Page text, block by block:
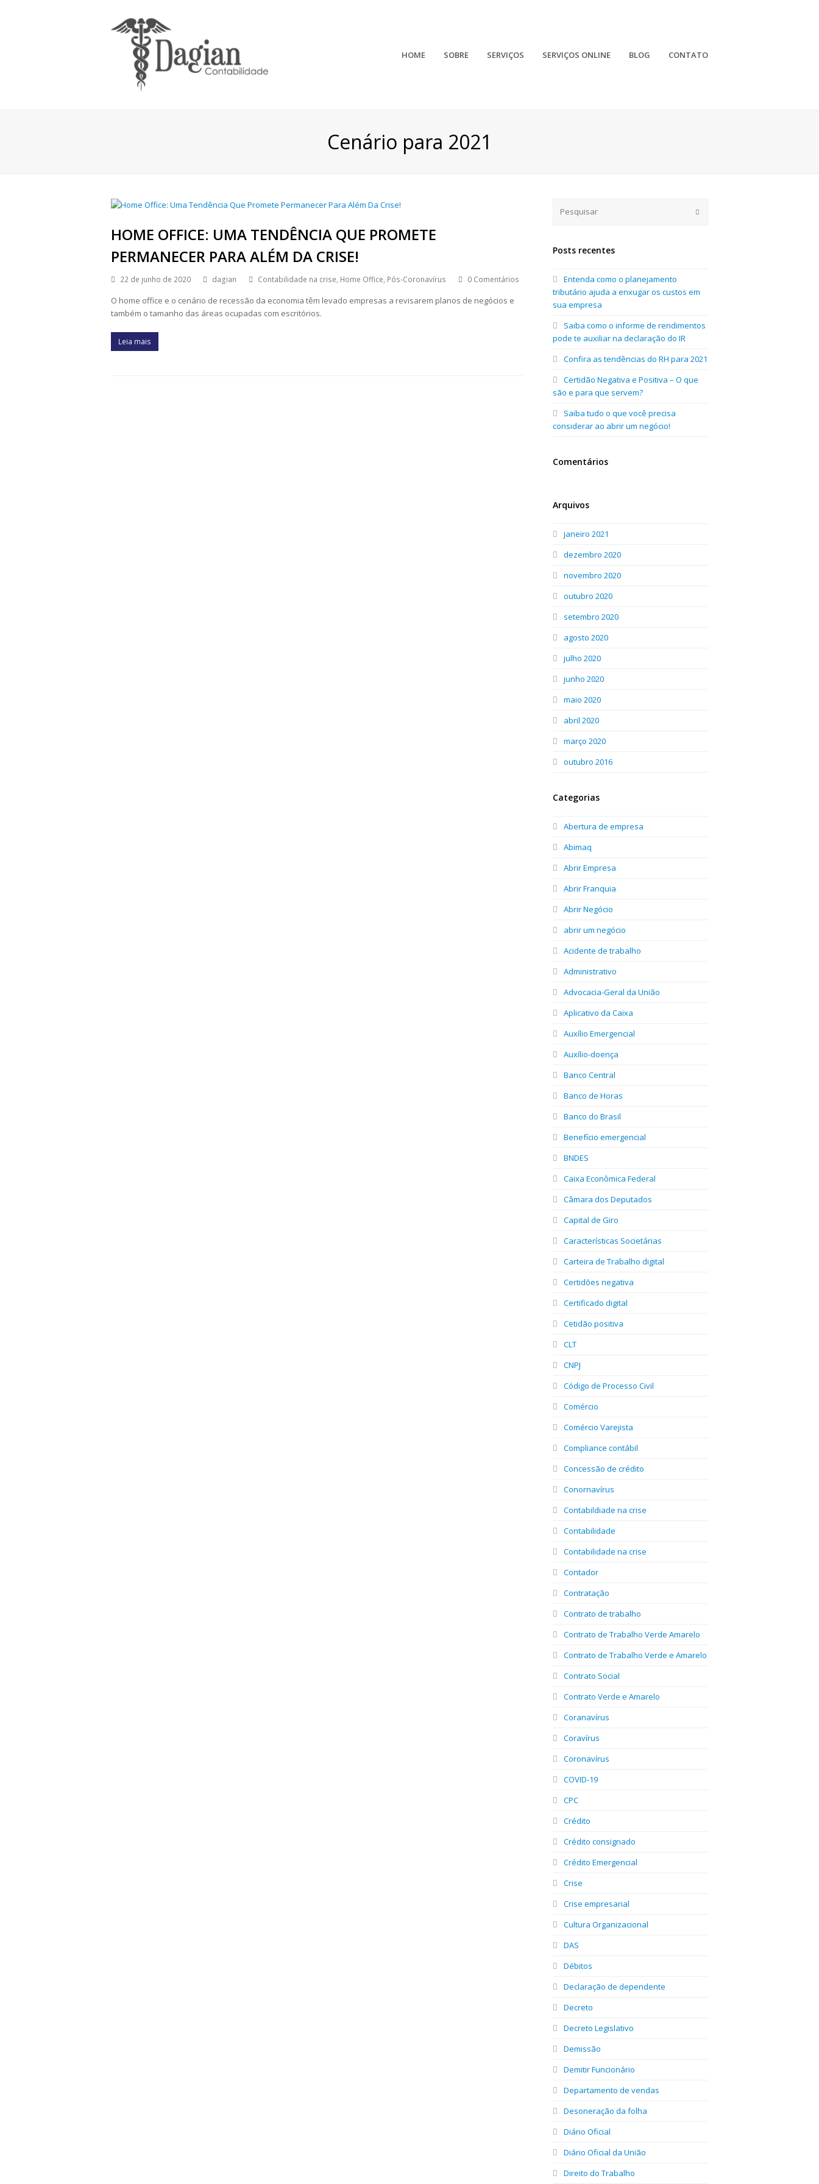
HOME SOBRE SERVIÇOS SERVIÇOS ONLINE BLOG CONTATO
Cenário para 2021
HOME OFFICE: UMA TENDÊNCIA QUE PROMETE
PERMANECER PARA ALÉM DA CRISE!
22 de junho de 2020 dagian Contabilidade na crise, Home Office, Pós-Coronavírus 0 Comentários
O home office e o cenário de recessão da economia têm levado empresas a revisarem planos de negócios e
também o tamanho das áreas ocupadas com escritórios.
Leia mais
Posts recentes
Entenda como o planejamento
tributário ajuda a enxugar os custos em
sua empresa
Saiba como o informe de rendimentos
pode te auxiliar na declaração do IR
Confira as tendências do RH para 2021
Certidão Negativa e Positiva – O que
são e para que servem?
Saiba tudo o que você precisa
considerar ao abrir um negócio!
Comentários
Arquivos
janeiro 2021
dezembro 2020
novembro 2020
outubro 2020
setembro 2020
agosto 2020
julho 2020
junho 2020
maio 2020
abril 2020
março 2020
outubro 2016
Categorias
Abertura de empresa
Abimaq
Abrir Empresa
Abrir Franquia
Abrir Negócio
abrir um negócio
Acidente de trabalho
Administrativo
Advocacia-Geral da União
Aplicativo da Caixa
Auxílio Emergencial
Auxílio-doença
Banco Central
Banco de Horas
Banco do Brasil
Benefício emergencial
BNDES
Caixa Econômica Federal
Câmara dos Deputados
Capital de Giro
Características Societárias
Carteira de Trabalho digital
Certidões negativa
Certificado digital
Cetidão positiva
CLT
CNPJ
Código de Processo Civil
Comércio
Comércio Varejista
Compliance contábil
Concessão de crédito
Conornavírus
Contabildiade na crise
Contabilidade
Contabilidade na crise
Contador
Contratação
Contrato de trabalho
Contrato de Trabalho Verde Amarelo
Contrato de Trabalho Verde e Amarelo
Contrato Social
Contrato Verde e Amarelo
Coranavírus
Coravírus
Coronavírus
COVID-19
CPC
Crédito
Crédito consignado
Crédito Emergencial
Crise
Crise empresarial
Cultura Organizacional
DAS
Débitos
Declaração de dependente
Decreto
Decreto Legislativo
Demissão
Demitir Funcionário
Departamento de vendas
Desoneração da folha
Diário Oficial
Diário Oficial da União
Direito do Trabalho